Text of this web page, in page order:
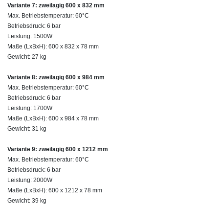
Variante 7: zweilagig 600 x 832 mm
Max. Betriebstemperatur: 60°C
Betriebsdruck: 6 bar
Leistung: 1500W
Maße (LxBxH): 600 x 832 x 78 mm
Gewicht: 27 kg
Variante 8: zweilagig 600 x 984 mm
Max. Betriebstemperatur: 60°C
Betriebsdruck: 6 bar
Leistung: 1700W
Maße (LxBxH): 600 x 984 x 78 mm
Gewicht: 31 kg
Variante 9: zweilagig 600 x 1212 mm
Max. Betriebstemperatur: 60°C
Betriebsdruck: 6 bar
Leistung: 2000W
Maße (LxBxH): 600 x 1212 x 78 mm
Gewicht: 39 kg